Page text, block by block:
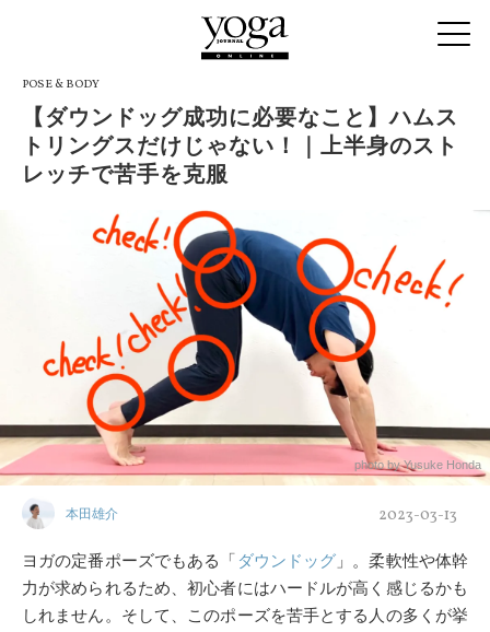
POSE & BODY
【ダウンドッグ成功に必要なこと】ハムス
トリングスだけじゃない！｜上半身のスト
レッチで苦手を克服
photo by Yusuke Honda
本田雄介 2023-03-13
ヨガの定番ポーズでもある「 ダウンドッグ 」。柔軟性や体幹
力が求められるため、初心者にはハードルが高く感じるかも
しれません。そして、このポーズを苦手とする人の多くが挙